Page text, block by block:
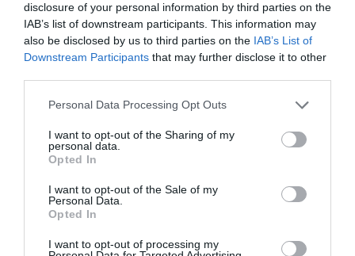
disclosure of your personal information by third parties on the
IAB’s list of downstream participants. This information may
also be disclosed by us to third parties on the IAB’s List of
Downstream Participants that may further disclose it to other
Personal Data Processing Opt Outs
I want to opt-out of the Sharing of my
personal data.
Opted In
I want to opt-out of the Sale of my
Personal Data.
Opted In
I want to opt-out of processing my
RÉPONDRE
Gueux de la Beauvaisiea
1 octobre 2021 - 8 h 01
des autruches, se mettent la tête dans la terre…
mais il faut faire attention car si l’agriculteur survient
, il les prend pour des betteraves enterrées très
tout!